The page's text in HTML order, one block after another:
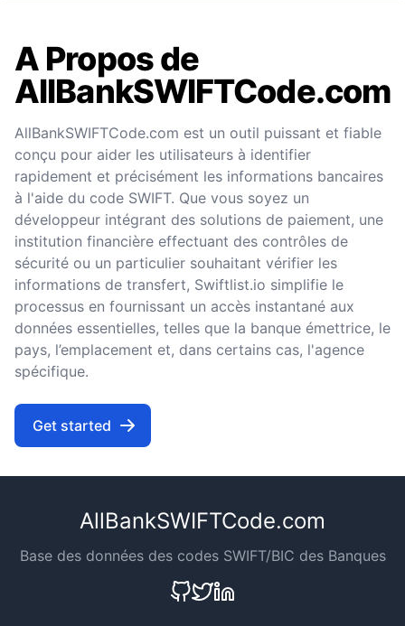
A Propos de
AllBankSWIFTCode.com
AllBankSWIFTCode.com est un outil puissant et fiable
conçu pour aider les utilisateurs à identifier
rapidement et précisément les informations bancaires
à l'aide du code SWIFT. Que vous soyez un
développeur intégrant des solutions de paiement, une
institution financière effectuant des contrôles de
sécurité ou un particulier souhaitant vérifier les
informations de transfert, Swiftlist.io simplifie le
processus en fournissant un accès instantané aux
données essentielles, telles que la banque émettrice, le
pays, l’emplacement et, dans certains cas, l'agence
spécifique.
Get started
AllBankSWIFTCode.com
Base des données des codes SWIFT/BIC des Banques